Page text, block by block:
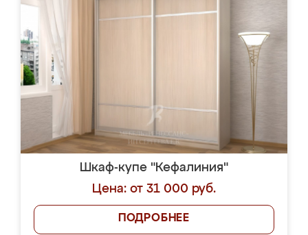
Шкаф-купе "Кефалиния"
Цена: от 31 000 руб.
ПОДРОБНЕЕ